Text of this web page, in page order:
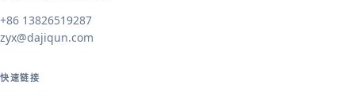
+86 13826519287
zyx@dajiqun.com
快速链接